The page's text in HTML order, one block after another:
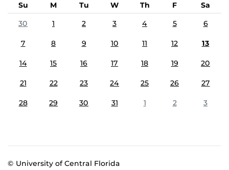
Su M Tu W Th F
Sa
30
1 2 3 4 5 6
7 8 9 10 11 12 13
14 15 16 17 18 19 20
21 22 23 24 25 26 27
28 29 30 31 1 2 3
© University of Central Florida